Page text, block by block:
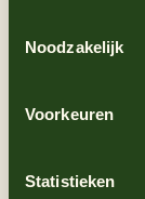
Noodzakelijk
Voorkeuren
Statistieken